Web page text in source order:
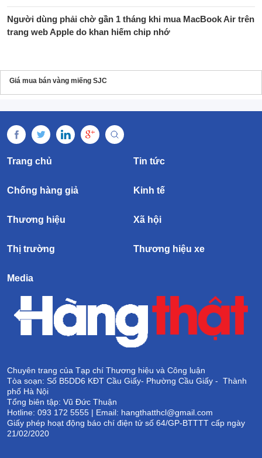
Người dùng phải chờ gần 1 tháng khi mua MacBook Air trên
trang web Apple do khan hiếm chip nhớ
Giá mua bán vàng miếng SJC
Trang chủ Tin tức
Chống hàng giả Kinh tế
Thương hiệu Xã hội
Thị trường Thương hiệu xe
Media
Chuyên trang của Tạp chí Thương hiệu và Công luận
Tòa soạn: Số B5DD6 KĐT Cầu Giấy- Phường Cầu Giấy - Thành
phố Hà Nội
Tổng biên tập: Vũ Đức Thuận
Hotline: 093 172 5555 | Email: hangthatthcl@gmail.com
Giấy phép hoạt động báo chí điện tử số 64/GP-BTTTT cấp ngày
21/02/2020